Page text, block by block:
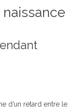
naissance
d’un retard entre le